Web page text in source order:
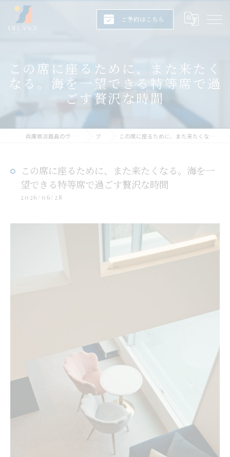
ご予約はこちら
この席に座るために、また来たく
なる。海を一望できる特等席で過
ごす贅沢な時間
兵庫県淡路島のヴィラならヴィランス淡路島 ブログ この席に座るために、また来たくなる。海を一望できる特等席で過ごす贅沢な時間
この席に座るために、また来たくなる。海を一
望できる特等席で過ごす贅沢な時間
2026/06/28